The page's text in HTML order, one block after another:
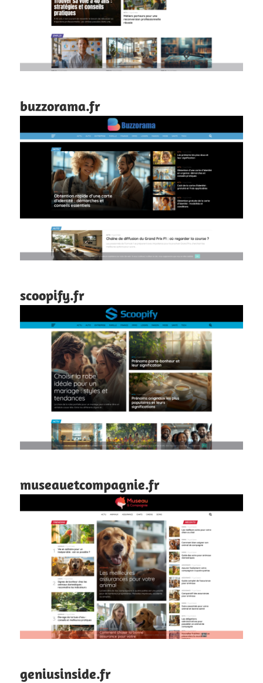
buzzorama.fr
scoopify.fr
museauetcompagnie.fr
geniusinside.fr